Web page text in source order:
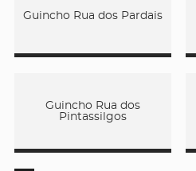
Guincho Rua dos Pardais
Guincho Rua dos
Pintassilgos